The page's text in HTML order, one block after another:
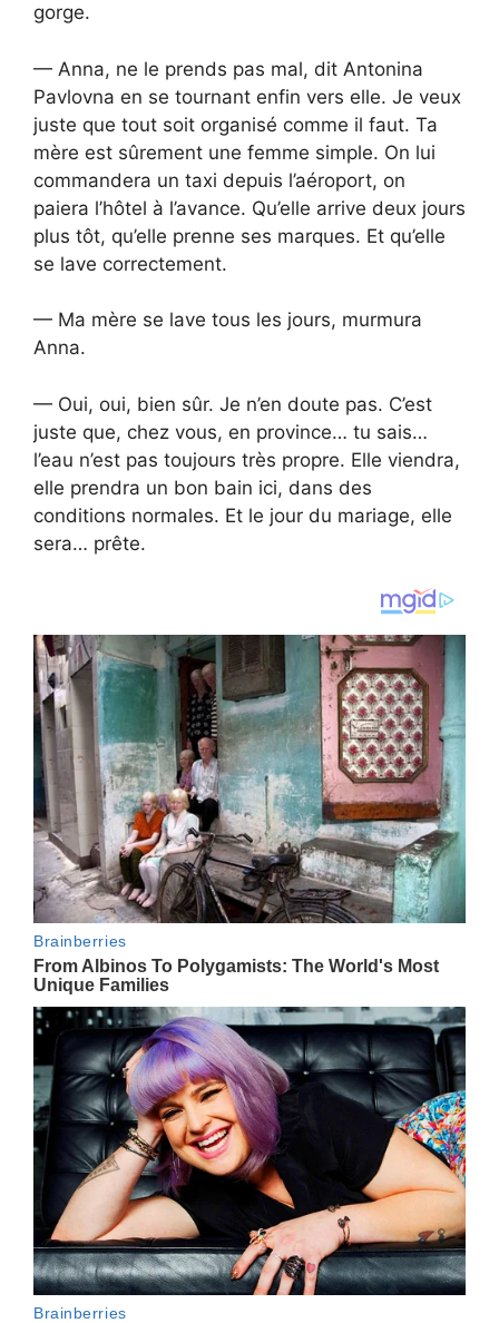
gorge.
— Anna, ne le prends pas mal, dit Antonina
Pavlovna en se tournant enfin vers elle. Je veux
juste que tout soit organisé comme il faut. Ta
mère est sûrement une femme simple. On lui
commandera un taxi depuis l’aéroport, on
paiera l’hôtel à l’avance. Qu’elle arrive deux jours
plus tôt, qu’elle prenne ses marques. Et qu’elle
se lave correctement.
— Ma mère se lave tous les jours, murmura
Anna.
— Oui, oui, bien sûr. Je n’en doute pas. C’est
juste que, chez vous, en province… tu sais…
l’eau n’est pas toujours très propre. Elle viendra,
elle prendra un bon bain ici, dans des
conditions normales. Et le jour du mariage, elle
sera… prête.